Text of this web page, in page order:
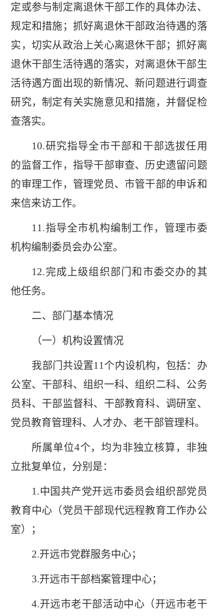
定或参与制定离退休干部工作的具体办法、
规定和措施；抓好离退休干部政治待遇的落
实，切实从政治上关心离退休干部；抓好离
退休干部生活待遇的落实，对离退休干部生
活待遇方面出现的新情况、新问题进行调查
研究，制定有关实施意见和措施，并督促检
查落实。
10.研究指导全市干部和干部选拔任用
的监督工作，指导干部审查、历史遗留问题
的审理工作，管理党员、市管干部的申诉和
来信来访工作。
11 .指导全市机构编制工作，管理市委
机构编制委员会办公室。
12.完成上级组织部门和市委交办的其
他任务。
二、 部门基本情况
（一）机构设置情况
我部门共设置11 个内设机构，包括：办
公室、干部科、组织一科、组织二科、公务
员科、干部监督科、干部教育科、调研室、
党员教育管理科、人才办、老干部管理科。
所属单位4个，均为非独立核算，非独
立批复单位，分别是：
1.中国共产党开远市委员会组织部党员
教育中心（党员干部现代远程教育工作办公
室）
；
2.开远市党群服务中心；
3.开远市干部档案管理中心；
4.开远市老干部活动中心（开远市老干